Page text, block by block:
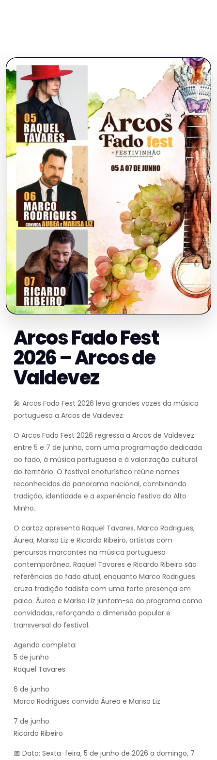
Arcos Fado Fest
2026 – Arcos de
Valdevez
🎤 Arcos Fado Fest 2026 leva grandes vozes da música
portuguesa a Arcos de Valdevez
O Arcos Fado Fest 2026 regressa a Arcos de Valdevez
entre 5 e 7 de junho, com uma programação dedicada
ao fado, à música portuguesa e à valorização cultural
do território. O festival enoturístico reúne nomes
reconhecidos do panorama nacional, combinando
tradição, identidade e a experiência festiva do Alto
Minho.
O cartaz apresenta Raquel Tavares, Marco Rodrigues,
Áurea, Marisa Liz e Ricardo Ribeiro, artistas com
percursos marcantes na música portuguesa
contemporânea. Raquel Tavares e Ricardo Ribeiro são
referências do fado atual, enquanto Marco Rodrigues
cruza tradição fadista com uma forte presença em
palco. Áurea e Marisa Liz juntam-se ao programa como
convidadas, reforçando a dimensão popular e
transversal do festival.
Agenda completa:
5 de junho
Raquel Tavares
6 de junho
Marco Rodrigues convida Áurea e Marisa Liz
7 de junho
Ricardo Ribeiro
📅 Data: Sexta-feira, 5 de junho de 2026 a domingo, 7